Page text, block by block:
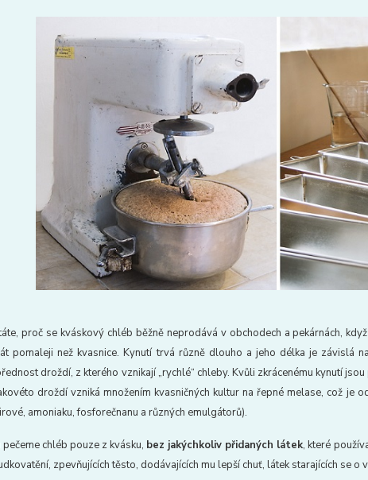
proč se kváskový chléb běžně neprodává v obchodech a pekárnách,
pomaleji než kvasnice. Kynutí trvá různě dlouho a jeho délka je závislá
droždí, z kterého vznikají „rychlé“ chleby. Kvůli zkrácenému kynutí
droždí vzniká množením kvasničných kultur na řepné melase, což je
amoniaku, fosforečnanu a různých emulgátorů).
chléb pouze z kvásku, bez jakýchkoliv přidaných látek, které
zpevňujících těsto, dodávajících mu lepší chuť, látek starajících se